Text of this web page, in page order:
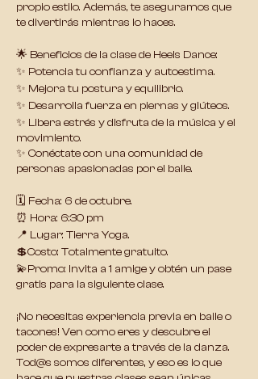
propio estilo. Además, te aseguramos que
te divertirás mientras lo haces.
🌟 Beneficios de la clase de Heels Dance:
✨ Potencia tu confianza y autoestima.
✨ Mejora tu postura y equilibrio.
✨ Desarrolla fuerza en piernas y glúteos.
✨ Libera estrés y disfruta de la música y el
movimiento.
✨ Conéctate con una comunidad de
personas apasionadas por el baile.
🗓️ Fecha: 6 de octubre.
⏰ Hora: 6:30 pm
📍 Lugar: Tierra Yoga.
💲Costo: Totalmente gratuito.
💫Promo: Invita a 1 amige y obtén un pase
gratis para la siguiente clase.
¡No necesitas experiencia previa en baile o
tacones! Ven como eres y descubre el
poder de expresarte a través de la danza.
Tod@s somos diferentes, y eso es lo que